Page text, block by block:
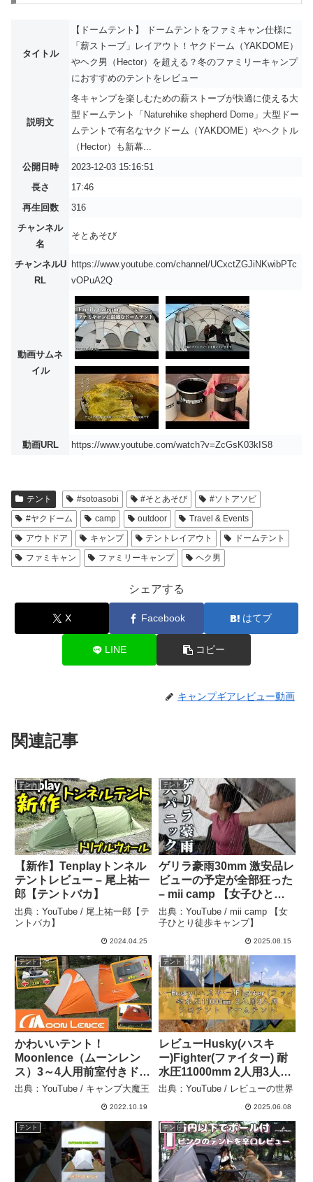
タイトル
【ドームテント】 ドームテントをファミキャン仕様に
「薪ストーブ」レイアウト！ヤクドーム（YAKDOME）
やヘク男（Hector）を超える？冬のファミリーキャンプ
におすすめのテントをレビュー
説明文
冬キャンプを楽しむための薪ストーブが快適に使える大
型ドームテント「Naturehike shepherd Dome」大型ドー
ムテントで有名なヤクドーム（YAKDOME）やヘクトル
（Hector）も新幕...
公開日時
2023-12-03 15:16:51
長さ
17:46
再生回数
316
チャンネル
名
そとあそび
チャンネルU
RL
https://www.youtube.com/channel/UCxctZGJiNKwibPTc
vOPuA2Q
動画サムネ
イル
動画URL https://www.youtube.com/watch?v=ZcGsK03kIS8
テント #sotoasobi #そとあそび
#ソトアソビ
#ヤクドーム
camp outdoor
Travel & Events
アウトドア
キャンプ テントレイアウト
ドームテント
ファミキャン
ファミリーキャンプ ヘク男
シェアする
X Facebook はてブ
LINE コピー
キャンプギアレビュー動画
関連記事
テント
【新作】Tenplayトンネル
テントレビュー – 尾上祐一
郎【テントバカ】
出典：YouTube / 尾上祐一郎【テ
ントバカ】
2024.04.25
テント
ゲリラ豪雨30mm 激安品レ
ビューの予定が全部狂った
– mii camp 【女子ひとり
徒歩キャンプ】
出典：YouTube / mii camp 【女
子ひとり徒歩キャンプ】
2025.08.15
テント
かわいいテント！
Moonlence（ムーンレン
ス）3～4人用前室付きドー
ムテント詳細レビュー！
出典：YouTube / キャンプ大魔王
2022.10.19
テント
レビューHusky(ハスキ
ー)Fighter(ファイター) 耐
水圧11000mm 2人用3人用
ソロテント ドームテント
ツーリングテント キャン
プ (グリーン) – レビューの
世界
出典：YouTube / レビューの世界
2025.06.08
テント テント